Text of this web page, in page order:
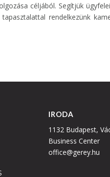
céljából. Segítjük
rendelkezünk
IRODA
1132 Budapest,
Business Center
office@gerey.hu